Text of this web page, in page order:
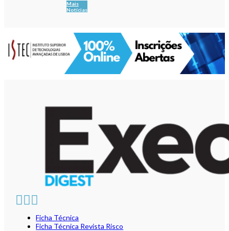
Mais
Notícias
Ficha Técnica
Ficha Técnica Revista Risco